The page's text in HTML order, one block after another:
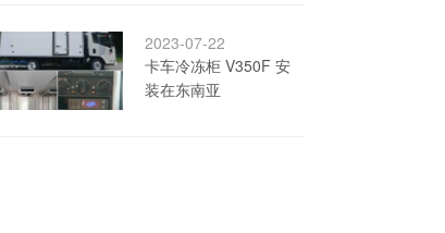
2023-07-22
卡车冷冻柜 V350F 安
装在东南亚